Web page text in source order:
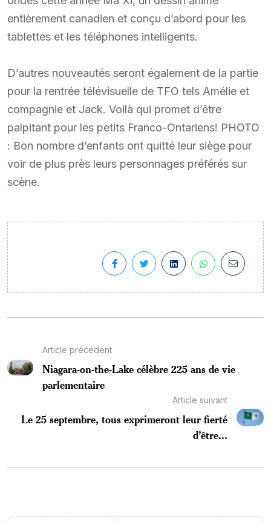
entièrement canadien et conçu d’abord pour les
tablettes et les téléphones intelligents.
D’autres nouveautés seront également de la partie
pour la rentrée télévisuelle de TFO tels Amélie et
compagnie et Jack. Voilà qui promet d’être
palpitant pour les petits Franco-Ontariens! PHOTO
: Bon nombre d’enfants ont quitté leur siège pour
voir de plus près leurs personnages préférés sur
scène.
Article précédent
Niagara-on-the-Lake célèbre 225 ans de vie
parlementaire
Article suivant
Le 25 septembre, tous exprimeront leur fierté
d’être...